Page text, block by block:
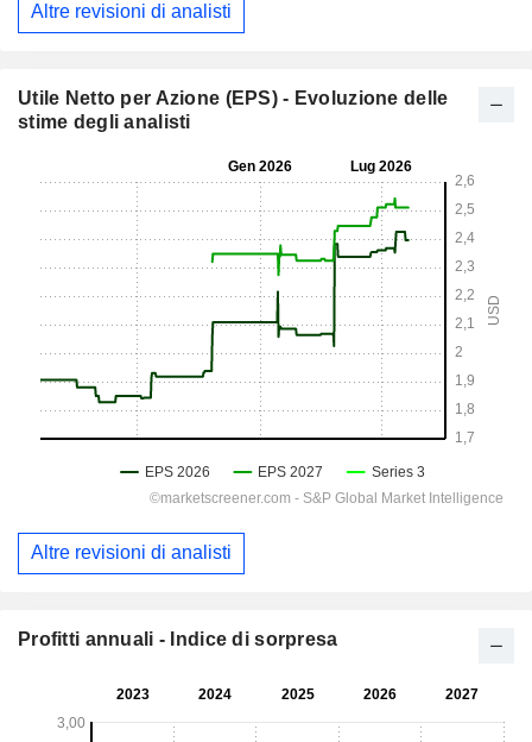
Altre revisioni di analisti
Utile Netto per Azione (EPS) - Evoluzione delle
stime degli analisti
Altre revisioni di analisti
Profitti annuali - Indice di sorpresa